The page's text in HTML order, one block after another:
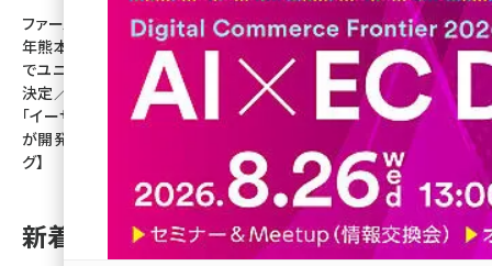
ecbeing (1211)
アスクル (1124)
base (1084)
ファーストリテイリングが令和8
年熊本地震の被災地緊急支援
でユニクロ商品を2万点寄贈を
決定／女性向け空調ウェアを
「イーザッカマニアストア―ズ」
が開発【ネッ担アクセスランキン
グ】
「楽天市場」がAI戦略を公開。
「AI店長」「バーチャル試着」
「RMSバナー画像生成」の全ぼ
う【Rakuten AI Optimismレ
ポート】
新着記事